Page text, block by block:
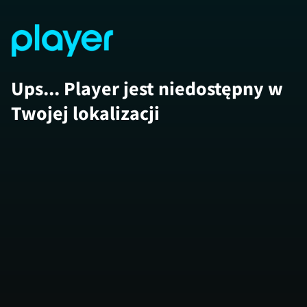
Ups... Player jest niedostępny w
Twojej lokalizacji